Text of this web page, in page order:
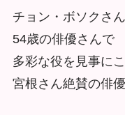
チョン・ボソクさ
54歳の俳優さんで
多彩な役を見事に
宮根さん絶賛の俳